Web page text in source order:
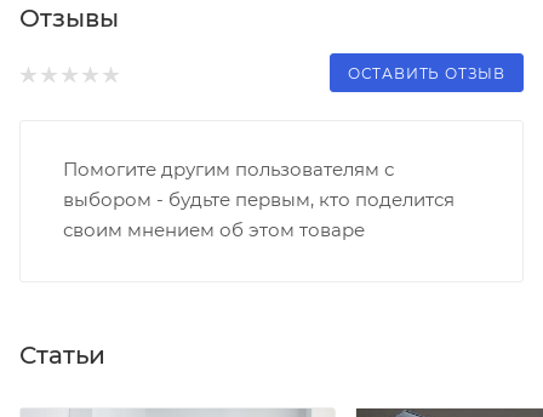
Отзывы
ОСТАВИТЬ ОТЗЫВ
Помогите другим пользователям с
выбором - будьте первым, кто поделится
своим мнением об этом товаре
Статьи